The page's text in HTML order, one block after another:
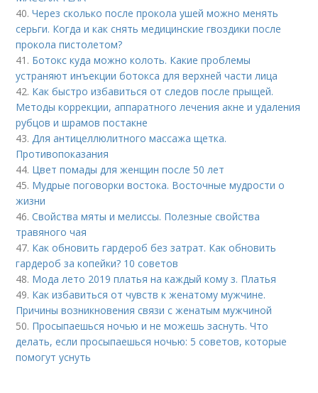
40.Через сколько после прокола ушей можно менять
серьги. Когда и как снять медицинские гвоздики после
прокола пистолетом?
41. Ботокс куда можно колоть. Какие проблемы
устраняют инъекции ботокса для верхней части лица
42. Как быстро избавиться от следов после прыщей.
Методы коррекции, аппаратного лечения акне и удаления
рубцов и шрамов постакне
43.Для антицеллюлитного массажа щетка.
Противопоказания
44. Цвет помады для женщин после 50 лет
45. Мудрые поговорки востока. Восточные мудрости о
жизни
46.Свойства мяты и мелиссы. Полезные свойства
травяного чая
47. Как обновить гардероб без затрат. Как обновить
гардероб за копейки? 10 советов
48. Мода лето 2019 платья на каждый кому з. Платья
49. Как избавиться от чувств к женатому мужчине.
Причины возникновения связи с женатым мужчиной
50. Просыпаешься ночью и не можешь заснуть. Что
делать, если просыпаешься ночью: 5 советов, которые
помогут уснуть